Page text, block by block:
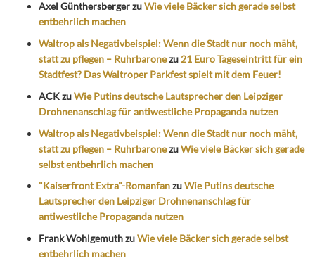
Axel GünthersbergerzuWie viele Bäcker sich gerade selbst
entbehrlich machen
Waltrop als Negativbeispiel: Wenn die Stadt nur noch mäht,
statt zu pflegen – Ruhrbaronezu 21 Euro Tageseintritt für ein
Stadtfest? Das Waltroper Parkfest spielt mit dem Feuer!
ACKzuWie Putins deutsche Lautsprecher den Leipziger
Drohnenanschlag für antiwestliche Propaganda nutzen
Waltrop als Negativbeispiel: Wenn die Stadt nur noch mäht,
statt zu pflegen – RuhrbaronezuWie viele Bäcker sich gerade
selbst entbehrlich machen
"Kaiserfront Extra"-RomanfanzuWie Putins deutsche
Lautsprecher den Leipziger Drohnenanschlag für
antiwestliche Propaganda nutzen
Frank WohlgemuthzuWie viele Bäcker sich gerade selbst
entbehrlich machen